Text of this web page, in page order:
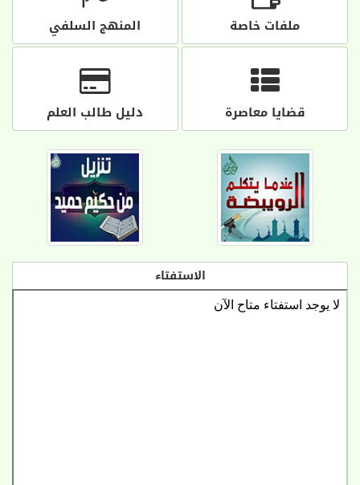
ملفات خاصة المنهج السلفي
قضايا معاصرة دليل طالب العلم
الاستفتاء